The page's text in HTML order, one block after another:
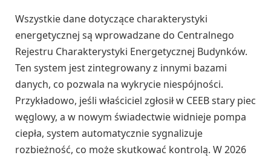
Wszystkie dane dotyczące charakterystyki
energetycznej są wprowadzane do Centralnego
Rejestru Charakterystyki Energetycznej Budynków.
Ten system jest zintegrowany z innymi bazami
danych, co pozwala na wykrycie niespójności.
Przykładowo, jeśli właściciel zgłosił w CEEB stary piec
węglowy, a w nowym świadectwie widnieje pompa
ciepła, system automatycznie sygnalizuje
rozbieżność, co może skutkować kontrolą. W 2026